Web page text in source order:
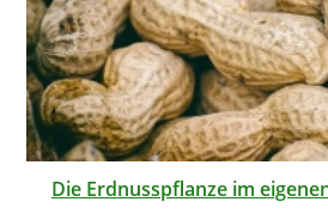
Die Erdnusspflanze im